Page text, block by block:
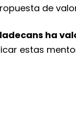
de
ha
estas